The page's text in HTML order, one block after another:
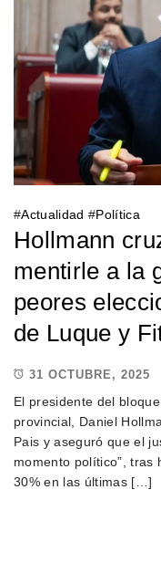
#Actualidad #Política
Hollmann
mentirle a la
peores
de Luque y
31 OCTUBRE, 2025
El presidente del
provincial, Daniel
Pais y aseguró que el
momento político”, tras
30% en las últimas […]